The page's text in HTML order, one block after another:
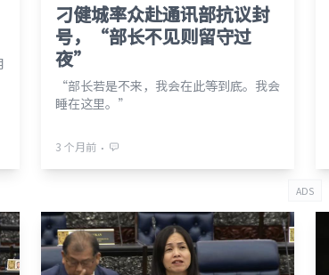
刁健城率众赴通讯部抗议封
号，“部长不见则留守过
夜”
“部长若是不来，我会在此等到底。我会
睡在这里。”
3 个月前 ⋅
ADS